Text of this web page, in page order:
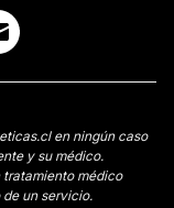
en ningún caso
y su médico.
médico
un servicio.